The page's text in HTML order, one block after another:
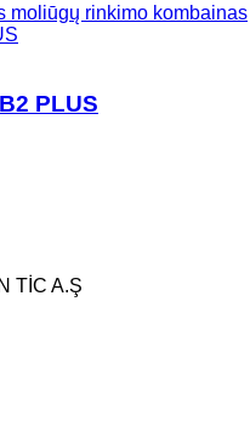
moliūgų rinkimo kombainas
PLUS
TİC A.Ş